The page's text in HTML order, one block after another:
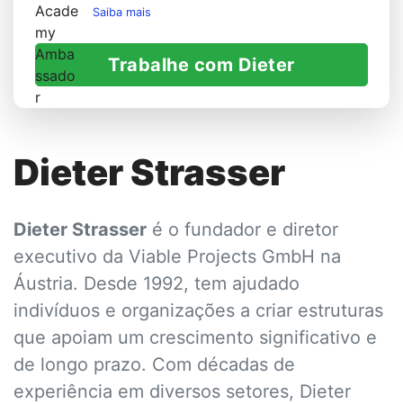
Saiba mais
Trabalhe com Dieter
Dieter Strasser
Dieter Strasser é o fundador e diretor
executivo da Viable Projects GmbH na
Áustria. Desde 1992, tem ajudado
indivíduos e organizações a criar estruturas
que apoiam um crescimento significativo e
de longo prazo. Com décadas de
experiência em diversos setores, Dieter